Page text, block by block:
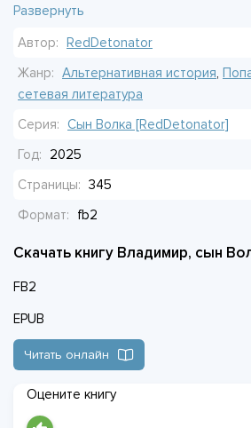
молчать. В его голове уже есть план,
Вот только вопрос: получится ли
или его вмешательство только
Меняя прошлое, он рискует получить
не знает никто.
Развернуть
Автор: RedDetonator
Жанр: Альтернативная история,
сетевая литература
Серия: Сын Волка [RedDetonator]
Год:
2025
Страницы: 345
Формат:
fb2
Скачать книгу Владимир, сын
FB2
EPUB
Читать онлайн
Оцените книгу